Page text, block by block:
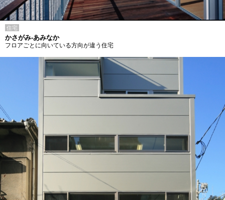
住宅
かさがみ-あみなか
フロアごとに向いている方向が違う住宅